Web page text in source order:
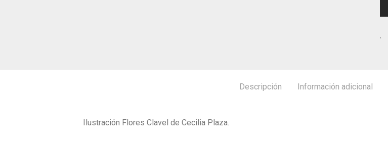
Descripción Información adicional
Ilustración Flores Clavel de Cecilia Plaza.